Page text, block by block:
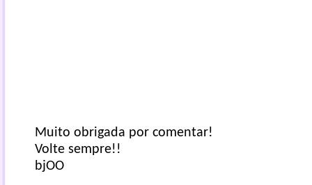
Muito obrigada por comentar!
Volte sempre!!
bjOO